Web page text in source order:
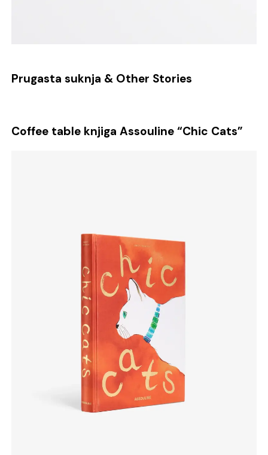
Prugasta suknja & Other Stories
Coffee table knjiga Assouline “Chic Cats”